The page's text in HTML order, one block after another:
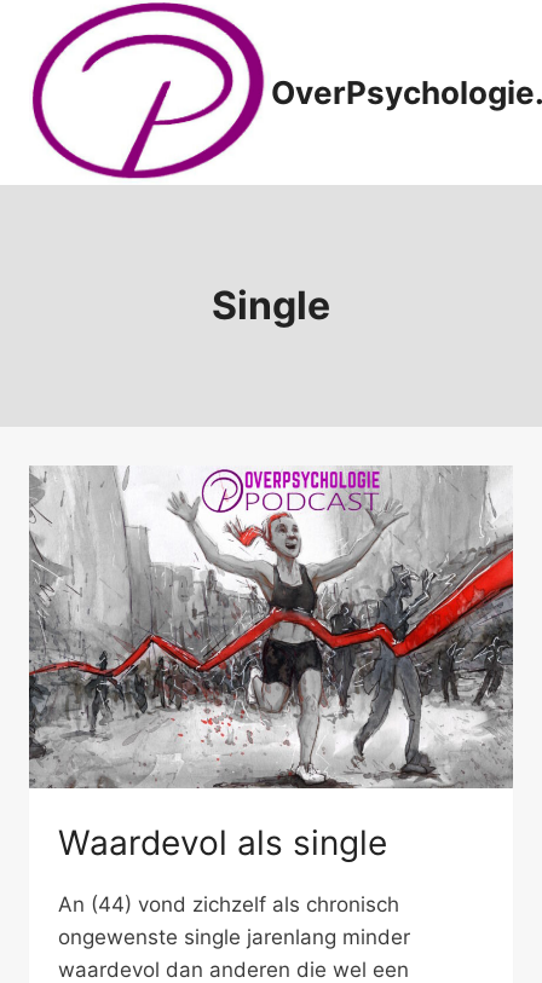
Doorgaan
inhoud
Single
Waardevol als single
An (44) vond zichzelf als chronisch
ongewenste single jarenlang minder
waardevol dan anderen die wel een